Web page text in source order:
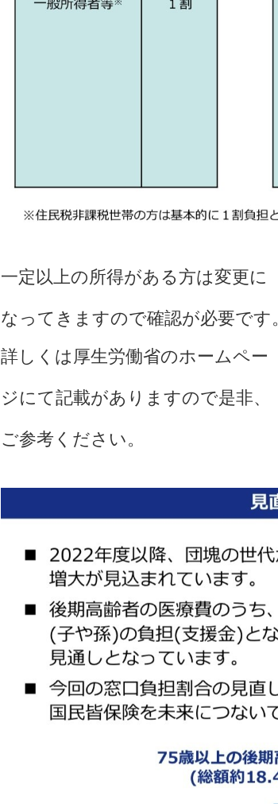
一定以上の所得がある方は変更に
なってきますので確認が必要です。
詳しくは厚生労働省のホームペー
ジにて記載がありますので是非、
ご参考ください。